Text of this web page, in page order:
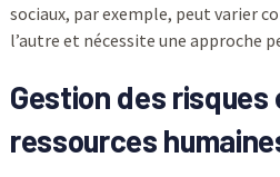
sociaux, par exemple, peut varier
l’autre et nécessite une approche
Gestion des risques
ressources